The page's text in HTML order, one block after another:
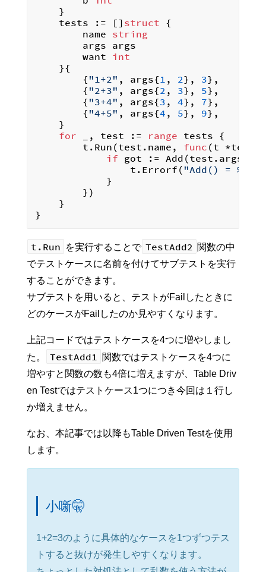
	tests := []
struct {
		name
string
		want
int
		{
"1+2" , args{1 , 2}, 3},
		{
"2+3" , args{2 , 3}, 5},
		{
"3+4" , args{3 , 4}, 7},
		{
"4+5" , args{4 , 5}, 9},
for _, test := range tests {
		t.Run(test.name,
func (t
if got :=
				t.Errorf(
"Add() = %v,
t.Run を実行することで TestAdd2 関数の中
でテストケースに名前を付けてサブテストを実行
することができます。
サブテストを用いると、テストがFailしたときに
どのケースがFailしたのか見やすくなります。
上記コードではテストケースを4つに増やしまし
た。
TestAdd1
関数ではテストケースを4つに
増やすと関数の数も4倍に増えますが、Table Driv
en Testではテストケース1つにつき今回は１行し
か増えません。
なお、本記事では以降もTable Driven Testを使用
します。
小噺🤫
1+2=3のように具体的なケースを1つずつテス
トすると抜けが発生しやすくなります。